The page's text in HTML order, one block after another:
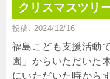
クリスマスツリ
投稿: 2024/12/16
福島こども支援活動
園」からいただいた
にいただいた時から